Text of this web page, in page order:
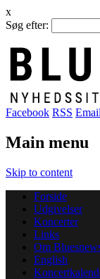
x
Søg efter:
Facebook RSS Email
Main menu
Skip to content
Forside
Udgivelser
Koncerter
Links
Om
English